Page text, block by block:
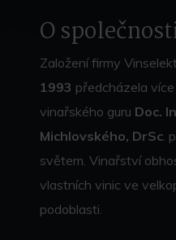
O
Založení firmy
1993 předcházela
vinařského guru Doc.
Michlovského, DrSc.
světem. Vinařství
vlastních vinic ve
podoblasti.